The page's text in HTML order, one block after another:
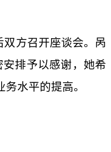
双方召开座谈会。呙
排予以感谢，她希
水平的提高。